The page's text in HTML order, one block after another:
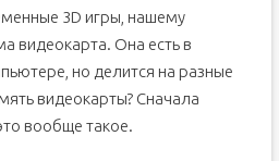
3D игры, нашему
видеокарта. Она есть в
но делится на разные
видеокарты? Сначала
вообще такое.